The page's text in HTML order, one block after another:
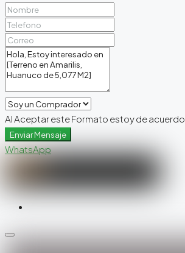
Al Aceptar este Formato estoy de acuerdo
Enviar Mensaje
WhatsApp